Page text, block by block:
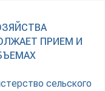
ПРИЕМ И
сельского